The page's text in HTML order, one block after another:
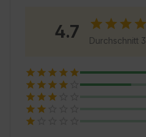
können die zahlreichen
sowie die örtlichen
um diese malerische
4.7 Durchschnitt